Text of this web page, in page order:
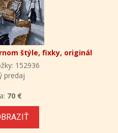
štýle, fixky, originál
152936
predaj
70 €